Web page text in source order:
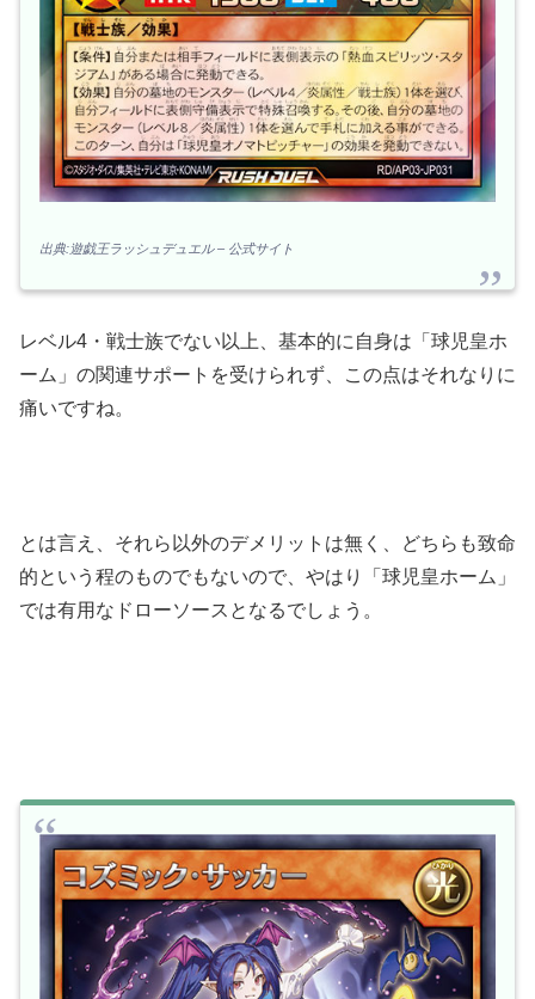
出典:遊戯王ラッシュデュエル – 公式サイト
レベル4・戦士族でない以上、基本的に自身は「球児皇ホ
ーム」の関連サポートを受けられず、この点はそれなりに
痛いですね。
とは言え、それら以外のデメリットは無く、どちらも致命
的という程のものでもないので、やはり「球児皇ホーム」
では有用なドローソースとなるでしょう。